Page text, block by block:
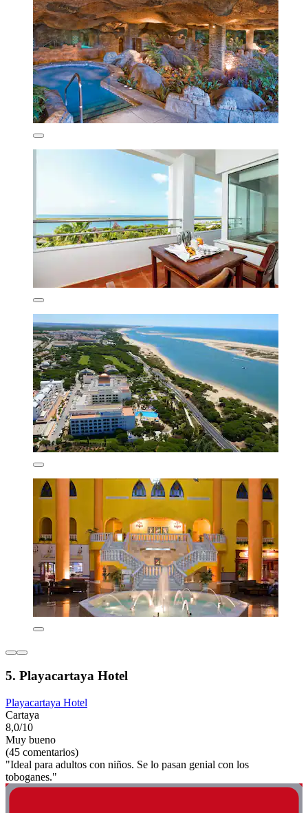
5. Playacartaya Hotel
Playacartaya Hotel
Cartaya
8,0/10
Muy bueno
(45 comentarios)
"Ideal para adultos con niños. Se lo pasan genial con los
toboganes."